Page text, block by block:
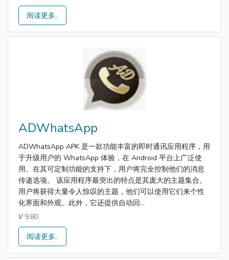
阅读更多..
ADWhatsApp
ADWhatsApp APK 是一款功能丰富的即时通讯应用程序，用
于升级用户的 WhatsApp 体验，在 Android 平台上广泛使
用。在其可定制功能的支持下，用户将完全控制他们的消息
传递选项。 该应用程序最突出的特点是其庞大的主题集合。
用户将获得大量令人惊叹的主题，他们可以使用它们来个性
化界面和外观。此外，它还提供自动回...
V9.80
阅读更多..